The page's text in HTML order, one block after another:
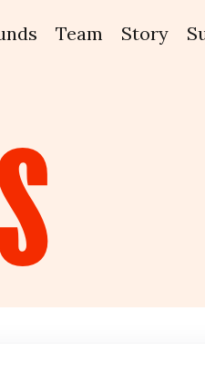
Team Story